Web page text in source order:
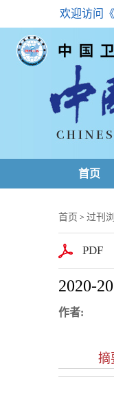
欢迎访问
首页
首页 > 过刊
PDF
2020-
作者:
摘